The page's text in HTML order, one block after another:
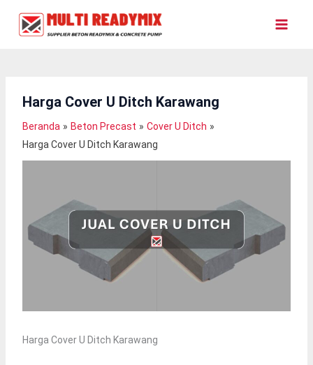
Harga Cover U Ditch Karawang
Beranda Beton Precast
Cover U Ditch
Harga Cover U Ditch Karawang
Harga Cover U Ditch Karawang